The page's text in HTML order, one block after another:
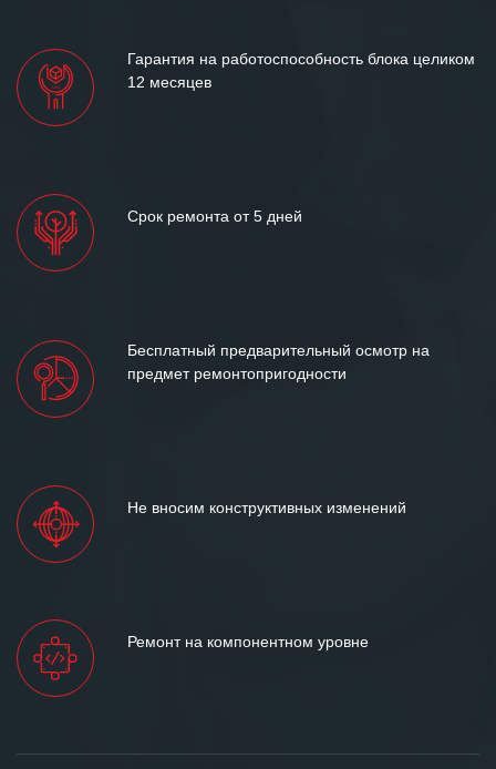
Гарантия на работоспособность блока целиком
12 месяцев
Срок ремонта от 5 дней
Бесплатный предварительный осмотр на
предмет ремонтопригодности
Не вносим конструктивных изменений
Ремонт на компонентном уровне